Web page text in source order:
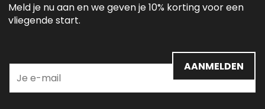
Meld je nu aan en we geven je 10% korting voor een
vliegende start.
AANMELDEN